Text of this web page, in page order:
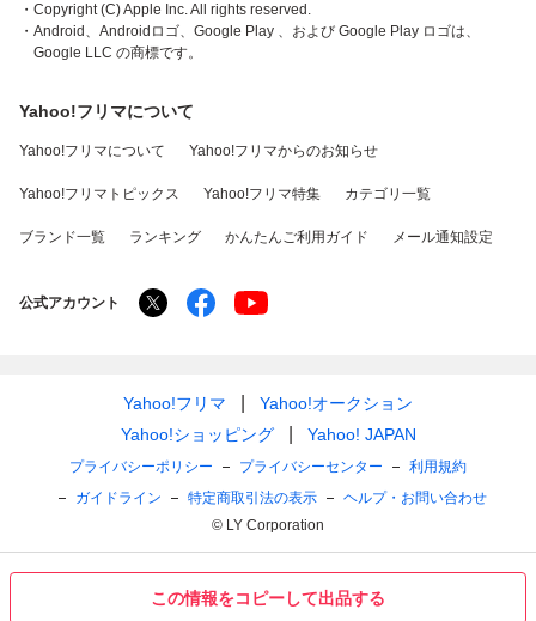
この情報をコピーして出品する
・Copyright (C) Apple Inc. All rights reserved.
・Android、Androidロゴ、Google Play 、および Google Play ロゴは、
Google LLC の商標です。
Yahoo!フリマについて
Yahoo!フリマについて Yahoo!フリマからのお知らせ
Yahoo!フリマトピックス Yahoo!フリマ特集 カテゴリ一覧
ブランド一覧 ランキング かんたんご利用ガイド メール通知設定
公式アカウント
Yahoo!フリマ
Yahoo!オークション
Yahoo!ショッピング
Yahoo! JAPAN
プライバシーポリシー プライバシーセンター
利用規約
ガイドライン
特定商取引法の表示
ヘルプ・お問い合わせ
© LY Corporation